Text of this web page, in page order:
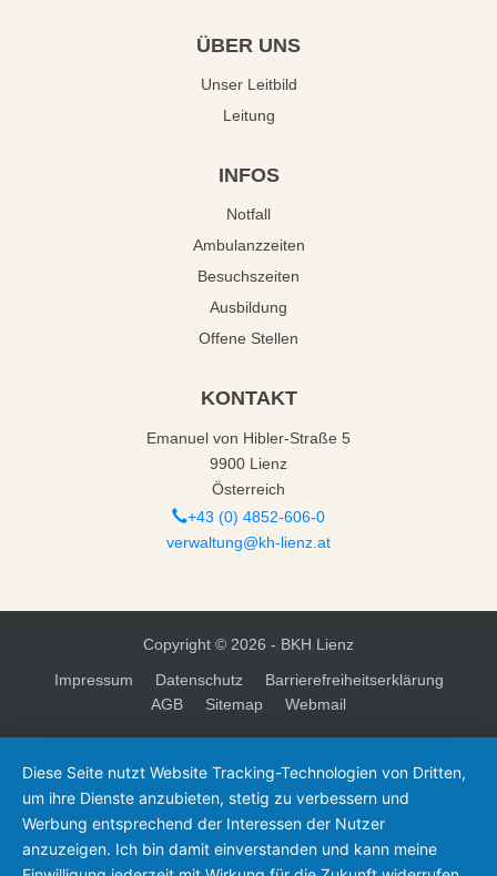
ÜBER UNS
Unser Leitbild
Leitung
INFOS
Notfall
Ambulanzzeiten
Besuchszeiten
Ausbildung
Offene Stellen
KONTAKT
Emanuel von Hibler-Straße 5
9900 Lienz
Österreich
+43 (0) 4852-606-0
verwaltung@kh-lienz.at
Copyright © 2026 - BKH Lienz
Impressum
Datenschutz
Barrierefreiheitserklärung
AGB
Sitemap Webmail
Diese Seite nutzt Website Tracking-Technologien von Dritten,
um ihre Dienste anzubieten, stetig zu verbessern und
Werbung entsprechend der Interessen der Nutzer
anzuzeigen. Ich bin damit einverstanden und kann meine